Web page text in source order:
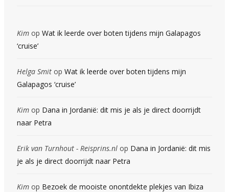
Kim op Wat ik leerde over boten tijdens mijn Galapagos
‘cruise’
Helga Smit op Wat ik leerde over boten tijdens mijn
Galapagos ‘cruise’
Kim op Dana in Jordanië: dit mis je als je direct doorrijdt
naar Petra
Erik van Turnhout - Reisprins.nl op Dana in Jordanië: dit mis
je als je direct doorrijdt naar Petra
Kim op Bezoek de mooiste onontdekte plekjes van Ibiza